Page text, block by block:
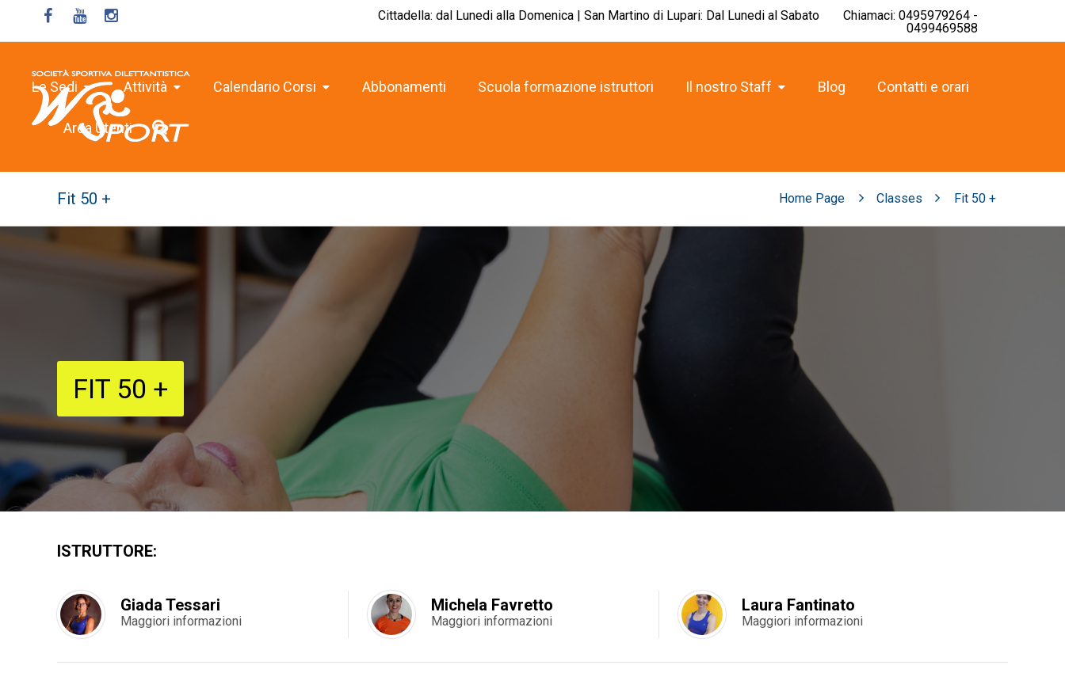
Cittadella: dal Lunedi alla Domenica | San Martino di Lupari: Dal Lunedi al Sabato
Chiamaci: 0495979264 -
0499469588
Le Sedi Attività Calendario Corsi Abbonamenti Scuola formazione istruttori Il nostro Staff Blog Contatti e orari
Area Utenti
Fit 50 + Home Page Classes Fit 50 +
FIT 50 +
ISTRUTTORE:
Giada Tessari
Maggiori informazioni
Michela Favretto
Maggiori informazioni
Laura Fantinato
Maggiori informazioni